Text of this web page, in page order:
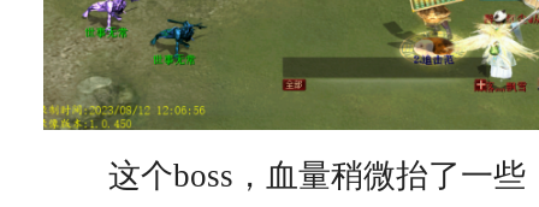
这个boss，血量稍微抬了一些